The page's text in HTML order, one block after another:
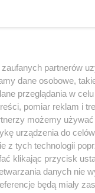
partnerów
dane osobowe,
przeglądania w
pomiar reklam i
możemy
urządzenia do
tych technologii
klikając przycisk
danych nie
będą miały